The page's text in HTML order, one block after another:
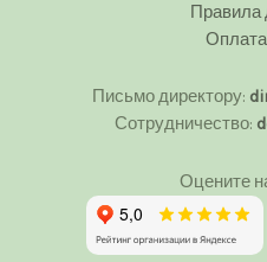
Правила
Оплата
Письмо директору:
Сотрудничество:
Оцените